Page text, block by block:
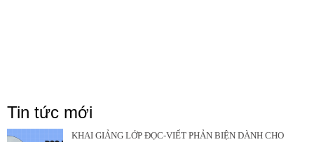
Tin tức mới
KHAI GIẢNG LỚP ĐỌC-VIẾT PHẢN BIỆN DÀNH CHO